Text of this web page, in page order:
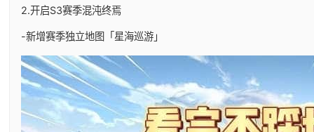
2.开启S3赛季混沌终焉
-新增赛季独立地图「星海巡游」